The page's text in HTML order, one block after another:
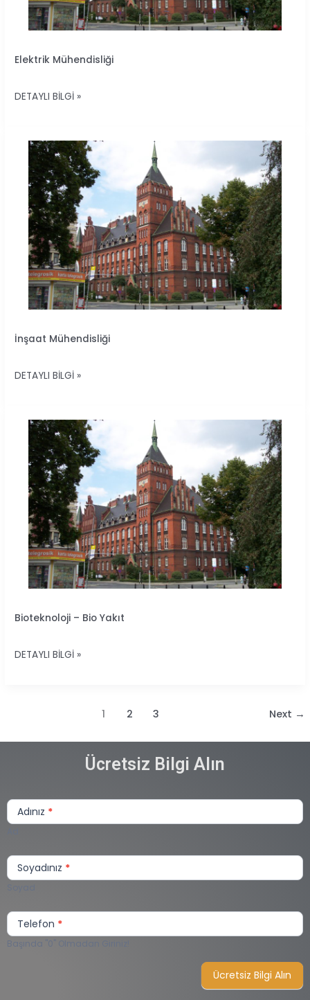
Elektrik Mühendisliği
MÜHENDISLIĞI
DETAYLI BILGI »
İnşaat Mühendisliği
İNŞAAT
MÜHENDISLIĞI
DETAYLI BILGI »
Bioteknoloji – Bio Yakıt
–
YAKIT
DETAYLI BILGI »
1 2 3 Next →
Ücretsiz Bilgi Alın
Arayalım
Lite
Adınız *
Soyadınız *
Telefon *
Başında "0" Olmadan Giriniz!
Ücretsiz Bilgi Alın